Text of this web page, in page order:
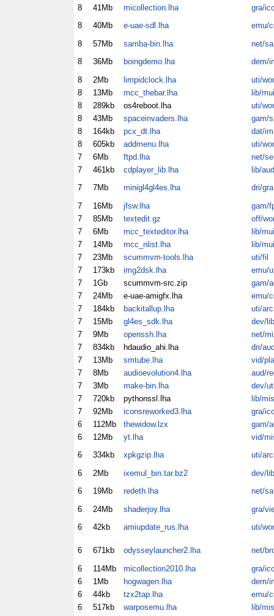
8
41Mb micollection.lha
gra/
8
40Mb e-uae-sdl.lha
emu/
8
57Mb samba-bin.lha
net/
8
36Mb boingdemo.lha
dem/
8
2Mb limpidclock.lha
uti/wor
8
13Mb mcc_thebar.lha
lib/mui
8
289kb os4reboot.lha
uti/wor
8
43Mb spaceinvaders.lha
gam/
8
164kb pcx_dt.lha
dat/
8
605kb addmenu.lha
uti/wor
7
6Mb ftpd.lha
net/
7
461kb cdplayer_lib.lha
lib/aud
7
7Mb minigl4gl4es.lha
dri/gra
7
16Mb jfsw.lha
gam/
7
85Mb textedit.gz
off/
7
6Mb mcc_texteditor.lha
lib/mui
7
14Mb mcc_nlist.lha
lib/mui
7
23Mb scummvm-tools.lha
uti/fil
7
173kb img2dsk.lha
emu/
7
1Gb scummvm-src.zip
gam/
7
24Mb e-uae-amigfx.lha
emu/
7
184kb backitallup.lha
uti/arc
7
15Mb gl4es_sdk.lha
dev/
7
9Mb openssh.lha
net/
7
834kb hdaudio_ahi.lha
dri/
7
13Mb smtube.lha
vid/pla
7
8Mb audioevolution4.lha
aud/
7
3Mb make-bin.lha
dev/
7
720kb pythonssl.lha
lib/mis
7
92Mb iconsreworked3.lha
gra/
6
112Mb thewidow.lzx
gam/
6
12Mb yt.lha
vid/
6
334kb xpkgzip.lha
uti/arc
6
2Mb ixemul_bin.tar.bz2
dev/lib
6
19Mb redeth.lha
net/
6
24Mb shaderjoy.lha
gra/
6
42kb amiupdate_rus.lha uti/wor
6 671kb odysseylauncher2.lha
net/
6
114Mb micollection2010.lha
gra/
6
1Mb hogwagen.lha
dem/
6
44kb tzx2tap.lha
emu/
6
517kb warposemu.lha
lib/mis